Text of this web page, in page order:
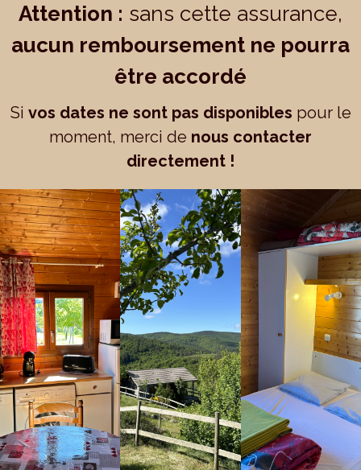
Attention : sans cette assurance,
aucun remboursement ne pourra
être accordé
Si vos dates ne sont pas disponibles pour le
moment, merci de nous contacter
directement !